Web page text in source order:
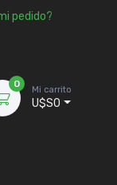
pedido?
0
Mi carrito
U$S0